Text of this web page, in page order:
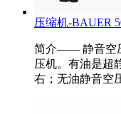
压缩机-BAUER
简介—— 静音空
压机。有油是超
右；无油静音空